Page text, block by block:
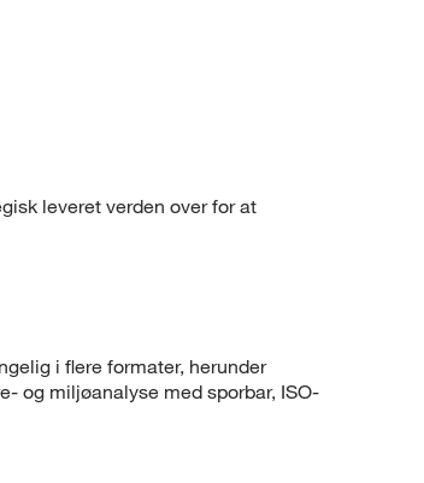
leveret verden over for at
i flere formater, herunder
og miljøanalyse med sporbar, ISO-